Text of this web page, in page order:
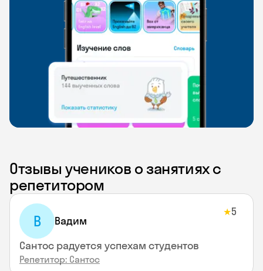
Отзывы учеников о занятиях с
репетитором
В Вадим
★5
Сантос радуется успехам студентов
Репетитор: Сантос